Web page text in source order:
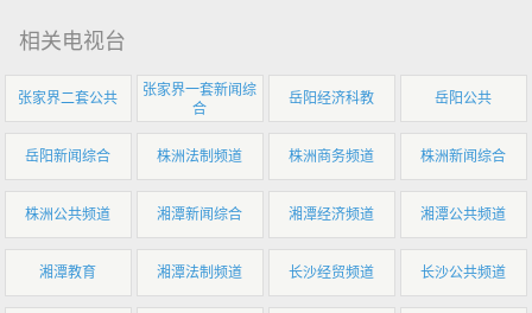
相关电视台
张家界二套公共
张家界一套新闻综
合
岳阳经济科教 岳阳公共
岳阳新闻综合 株洲法制频道 株洲商务频道 株洲新闻综合
株洲公共频道 湘潭新闻综合 湘潭经济频道 湘潭公共频道
湘潭教育 湘潭法制频道 长沙经贸频道 长沙公共频道